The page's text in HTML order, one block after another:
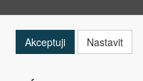
Akceptuji Nastavit